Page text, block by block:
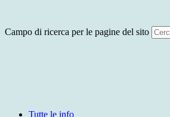
Campo di ricerca per le pagine del sito
Tutte le info